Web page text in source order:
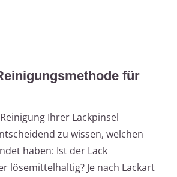
für
Ihrer Lackpinsel
zu wissen, welchen
haben: Ist der Lack
lösemittelhaltig? Je nach Lackart